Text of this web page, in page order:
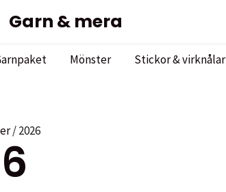
Garn & mera
Mönster Stickor & virknålar
/ 2026